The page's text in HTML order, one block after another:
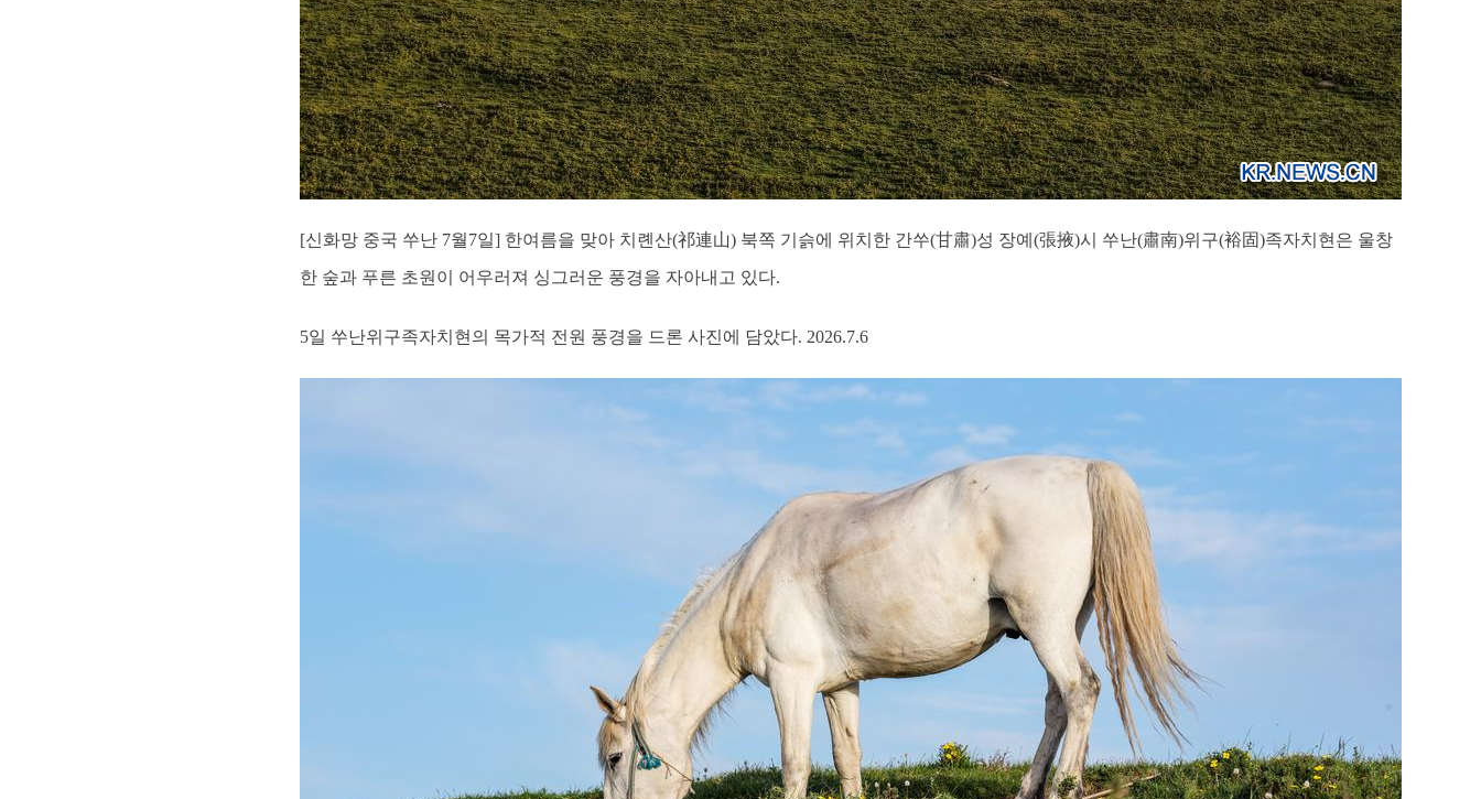
[신화망 중국 쑤난 7월7일] 한여름을 맞아 치롄산(祁連山) 북쪽 기슭에 위치한 간쑤(甘肅)성 장예(張掖)시 쑤난(肅南)위구(裕固)족자치현은 울창
한 숲과 푸른 초원이 어우러져 싱그러운 풍경을 자아내고 있다.
5일 쑤난위구족자치현의 목가적 전원 풍경을 드론 사진에 담았다. 2026.7.6